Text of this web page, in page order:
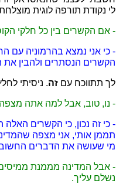
לי נקודת תורפה לוגית
- אם הקשרים בין כל חלקי
- כי אני נמצא בהרמוניה עם
הקשרים הנסתרים ולהבין
לך תתווכח עםזה. ניסיתי
- נו, טוב, אבל למה אתה
- כי זה נכון, כי הקשרים
תממן אותי, אני מצפה
מי שעושה את הדברים
- אבל המדינה מממנת
נשלם עליך.